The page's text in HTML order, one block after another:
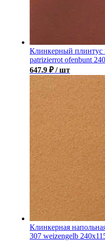
Клинкерный плинтус
patrizierrot ofenbunt
647.9 ₽ / шт
Клинкерная
307 weizengelb